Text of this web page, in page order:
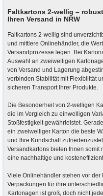
Faltkartons 2-wellig –
Ihren Versand in NRW
Faltkartons 2-wellig sind
und mittlere Onlinehändler, die
Versandprozesse legen. Bei
Auswahl an zweiwelligen
von Versand und Lagerung
verbinden Stabilität mit Flexibilität
sicheren Transport Ihrer Produkte.
Die Besonderheit von 2-welligen
die im Vergleich zu einwelligen
Stoßfestigkeit gewährleistet.
ein zweiwelliger Karton die beste
und Ihre Kundschaft
Versandkartons bieten Ihnen somit
eine nachhaltige und
Viele Onlinehändler stehen vor
Verpackungen für ihre
Kartonagen ist groß, doch nicht